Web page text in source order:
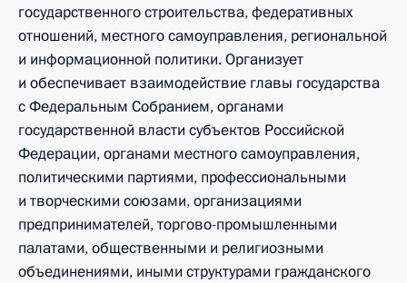
государственного строительства, федеративных
отношений, местного самоуправления, региональной
и информационной политики. Организует
и обеспечивает взаимодействие главы государства
с Федеральным Собранием, органами
государственной власти субъектов Российской
Федерации, органами местного самоуправления,
политическими партиями, профессиональными
и творческими союзами, организациями
предпринимателей, торгово-промышленными
палатами, общественными и религиозными
объединениями, иными структурами гражданского